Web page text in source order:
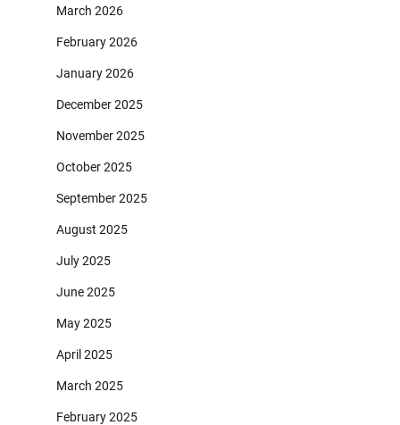
March 2026
February 2026
January 2026
December 2025
November 2025
October 2025
September 2025
August 2025
July 2025
June 2025
May 2025
April 2025
March 2025
February 2025